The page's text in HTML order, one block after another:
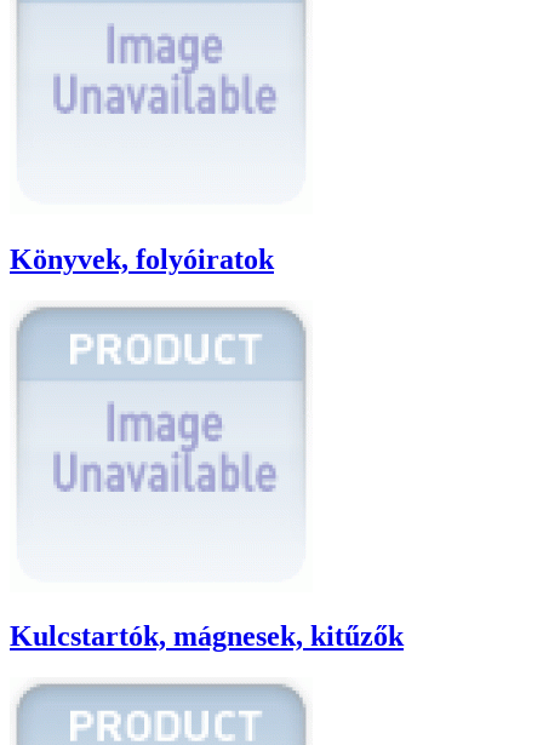
Könyvek, folyóiratok
Kulcstartók, mágnesek, kitűzők